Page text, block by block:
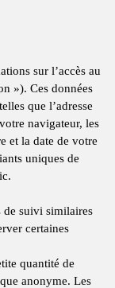
sur l’accès au
»). Ces données
que l’adresse
navigateur, les
et la date de votre
uniques de
de suivi similaires
certaines
quantité de
anonyme. Les